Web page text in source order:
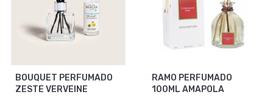
BOUQUET PERFUMADO
ZESTE VERVEINE
RAMO PERFUMADO
100ML AMAPOLA